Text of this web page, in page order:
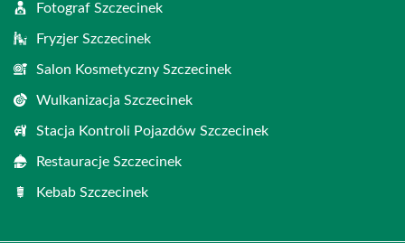
Fotograf Szczecinek
Fryzjer Szczecinek
Salon Kosmetyczny Szczecinek
Wulkanizacja Szczecinek
Stacja Kontroli Pojazdów Szczecinek
Restauracje Szczecinek
Kebab Szczecinek